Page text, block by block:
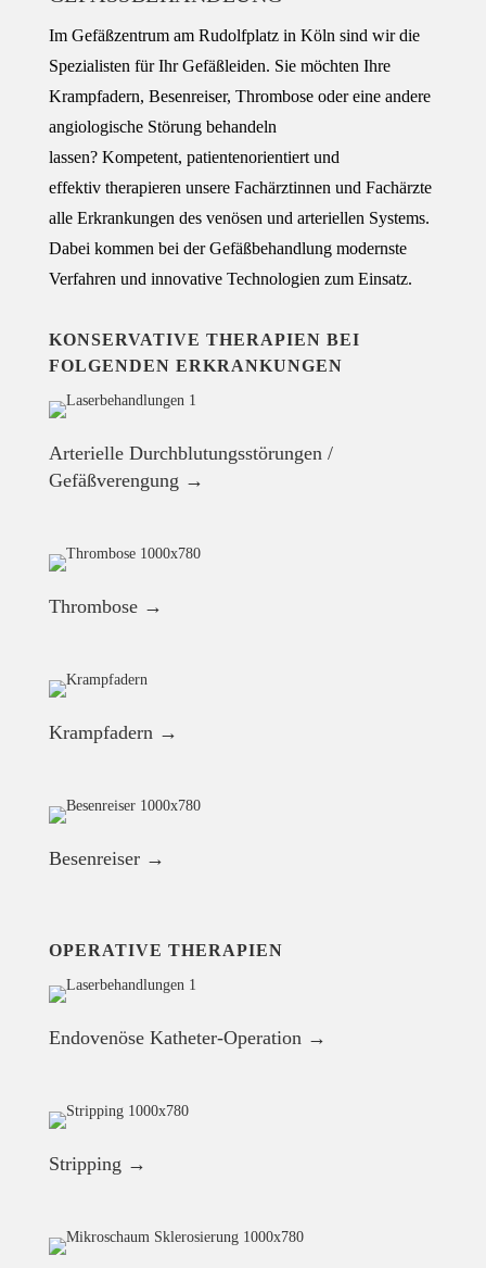
Im Gefäßzentrum am Rudolfplatz in Köln sind wir die
Spezialisten für Ihr Gefäßleiden. Sie möchten Ihre
Krampfadern, Besenreiser, Thrombose oder eine andere
angiologische Störung behandeln
lassen? Kompetent, patientenorientiert und
effektivtherapieren unsere Fachärztinnen und Fachärzte
alle Erkrankungen des venösen und arteriellen Systems.
Dabei kommen bei der Gefäßbehandlung modernste
Verfahren und innovative Technologien zum Einsatz.
KONSERVATIVE THERAPIEN BEI
FOLGENDEN ERKRANKUNGEN
Arterielle Durchblutungsstörungen /
Gefäßverengung →
Thrombose →
Krampfadern →
Besenreiser →
OPERATIVE THERAPIEN
Endovenöse Katheter-Operation →
Stripping →